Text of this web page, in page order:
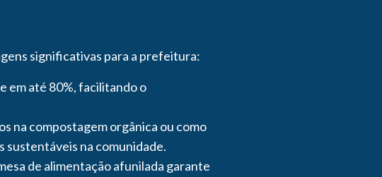
significativas para a prefeitura:
em até 80%, facilitando o
na compostagem orgânica ou como
sustentáveis na comunidade.
de alimentação afunilada garante